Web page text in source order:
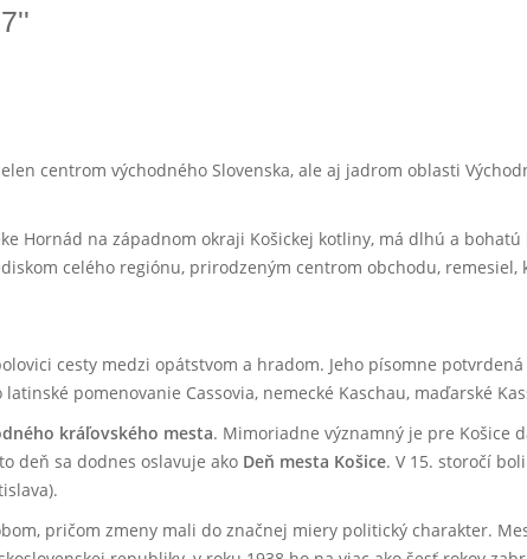
centrom východného Slovenska, ale aj jadrom oblasti
Hornád na západnom okraji Košickej kotliny, má dlhú a
celého regiónu, prirodzeným centrom obchodu, remesiel,
cesty medzi opátstvom a hradom. Jeho písomne
pomenovanie Cassovia, nemecké Kaschau, maďarské
kráľovského mesta. Mimoriadne významný je pre Košice
deň sa dodnes oslavuje ako Deň mesta Košice. V 15. storočí
pričom zmeny mali do značnej miery politický charakter.